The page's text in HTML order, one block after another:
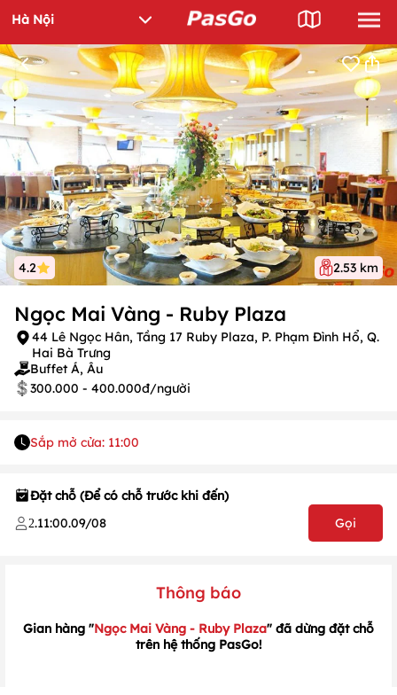
4.2 2.53 km
Ngọc Mai Vàng - Ruby Plaza
44 Lê Ngọc Hân, Tầng 17 Ruby Plaza, P. Phạm Đình Hổ, Q.
Hai Bà Trưng
Buffet Á, Âu
300.000 - 400.000đ/người
Sắp mở cửa: 11:00
Đặt chỗ (Để có chỗ trước khi đến)
2.11:00.09/08 Gọi
Thông báo
Gian hàng "Ngọc Mai Vàng - Ruby Plaza" đã dừng đặt chỗ
trên hệ thống PasGo!